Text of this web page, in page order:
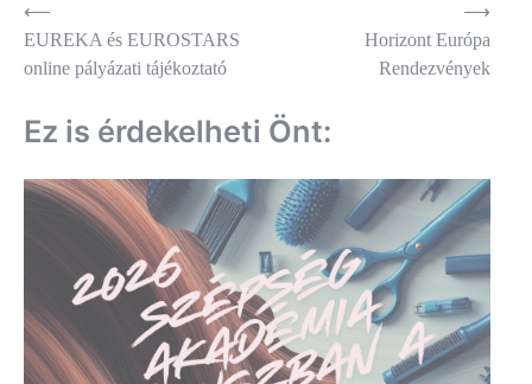
Bejegyzés
navigáció
⟵
EUREKA és EUROSTARS
online pályázati tájékoztató
Horizont Európa
Rendezvények
⟶
Ez is érdekelheti Önt: